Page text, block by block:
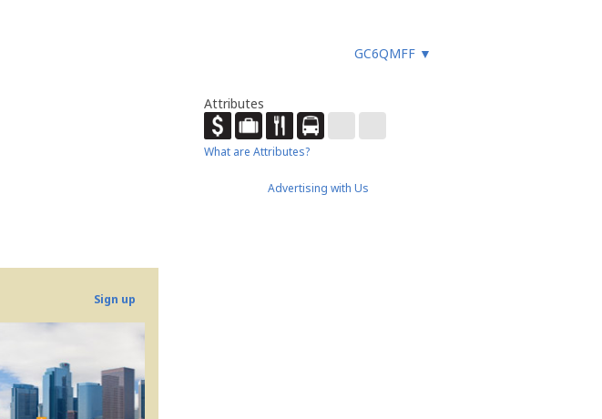
GC6QMFF ▼
Sign up
Attributes
What are Attributes?
Advertising with Us